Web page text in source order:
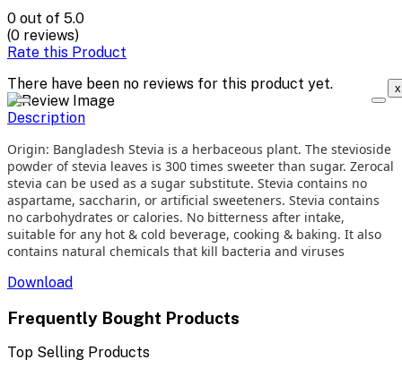
0 out of 5.0
(0 reviews)
Rate this Product
There have been no reviews for this product yet.
x
Description
Origin: Bangladesh Stevia is a herbaceous plant. The stevioside
powder of stevia leaves is 300 times sweeter than sugar. Zerocal
stevia can be used as a sugar substitute. Stevia contains no
aspartame, saccharin, or artificial sweeteners. Stevia contains
no carbohydrates or calories. No bitterness after intake,
suitable for any hot & cold beverage, cooking & baking. It also
contains natural chemicals that kill bacteria and viruses
Download
Frequently Bought Products
Top Selling Products